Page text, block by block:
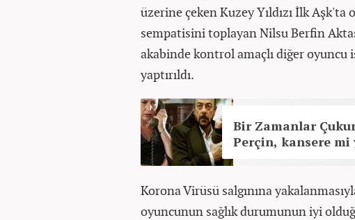
üzerine çeken Kuzey Yıldızı İlk Aşk'ta
sempatisini toplayan Nilsu Berfin
akabinde kontrol amaçlı diğer
yaptırıldı.
Bir Zamanlar
Perçin, kansere mi
Korona Virüsü salgınına
oyuncunun sağlık durumunun iyi